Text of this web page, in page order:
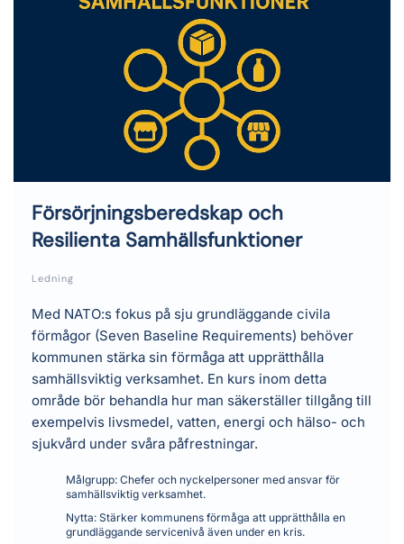
Försörjningsberedskap och
Resilienta Samhällsfunktioner
Ledning
Med NATO:s fokus på sju grundläggande civila
förmågor (Seven Baseline Requirements) behöver
kommunen stärka sin förmåga att upprätthålla
samhällsviktig verksamhet. En kurs inom detta
område bör behandla hur man säkerställer tillgång till
exempelvis livsmedel, vatten, energi och hälso- och
sjukvård under svåra påfrestningar.
Målgrupp:Chefer och nyckelpersoner med ansvar för
samhällsviktig verksamhet.
Nytta:Stärker kommunens förmåga att upprätthålla en
grundläggande servicenivå även under en kris.